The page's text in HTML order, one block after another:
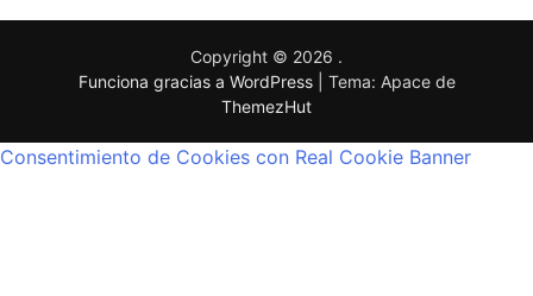
Copyright © 2026 .
Funciona gracias a WordPress
Tema: Apace de
ThemezHut
Consentimiento de Cookies con Real Cookie Banner